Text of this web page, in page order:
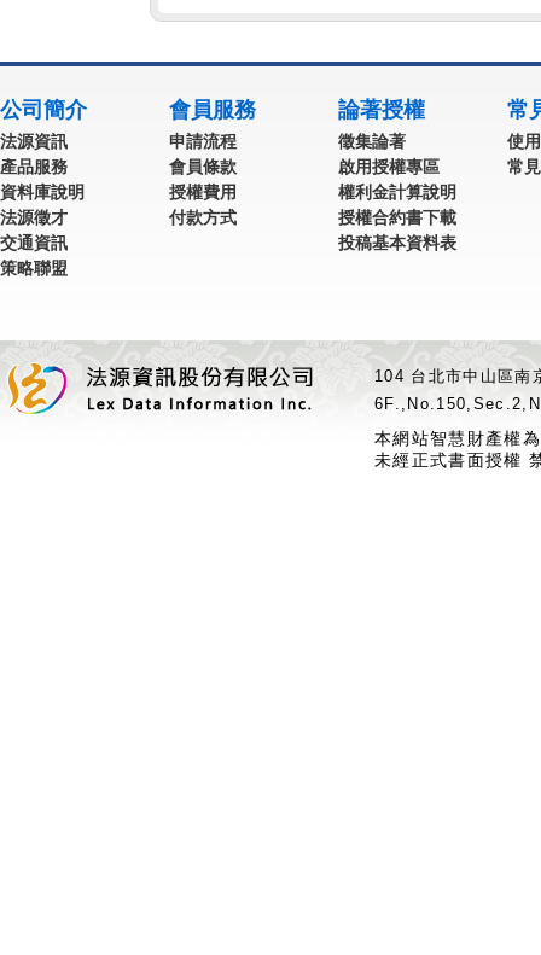
公司簡介
法源資訊
產品服務
資料庫說明
法源徵才
交通資訊
策略聯盟
會員服務
申請流程
會員條款
授權費用
付款方式
論著授權
徵集論著
啟用授權專區
權利金計算說明
授權合約書下載
投稿基本資料表
常
使
常
104 台北市中山區
本網站智慧財產權
未經正式書面授權